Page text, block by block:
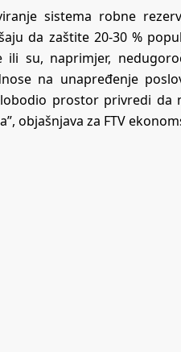
sistema robne
da zaštite 20-30 %
su, naprimjer,
na unapređenje
prostor privredi da
objašnjava za FTV